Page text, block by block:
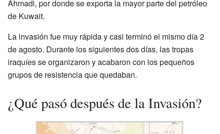
Ahmadi, por donde se exporta la mayor parte del petróleo
de Kuwait.
La invasión fue muy rápida y casi terminó el mismo día 2
de agosto. Durante los siguientes dos días, las tropas
iraquíes se organizaron y acabaron con los pequeños
grupos de resistencia que quedaban.
¿Qué pasó después de la Invasión?